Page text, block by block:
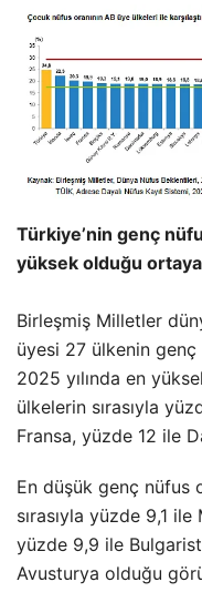
Türkiye’nin genç
yüksek olduğu ortaya
Birleşmiş Milletler
üyesi 27 ülkenin
2025 yılında en
ülkelerin sırasıyla
Fransa, yüzde 12 ile
En düşük genç nüfus
sırasıyla yüzde 9,1
yüzde 9,9 ile
Avusturya olduğu